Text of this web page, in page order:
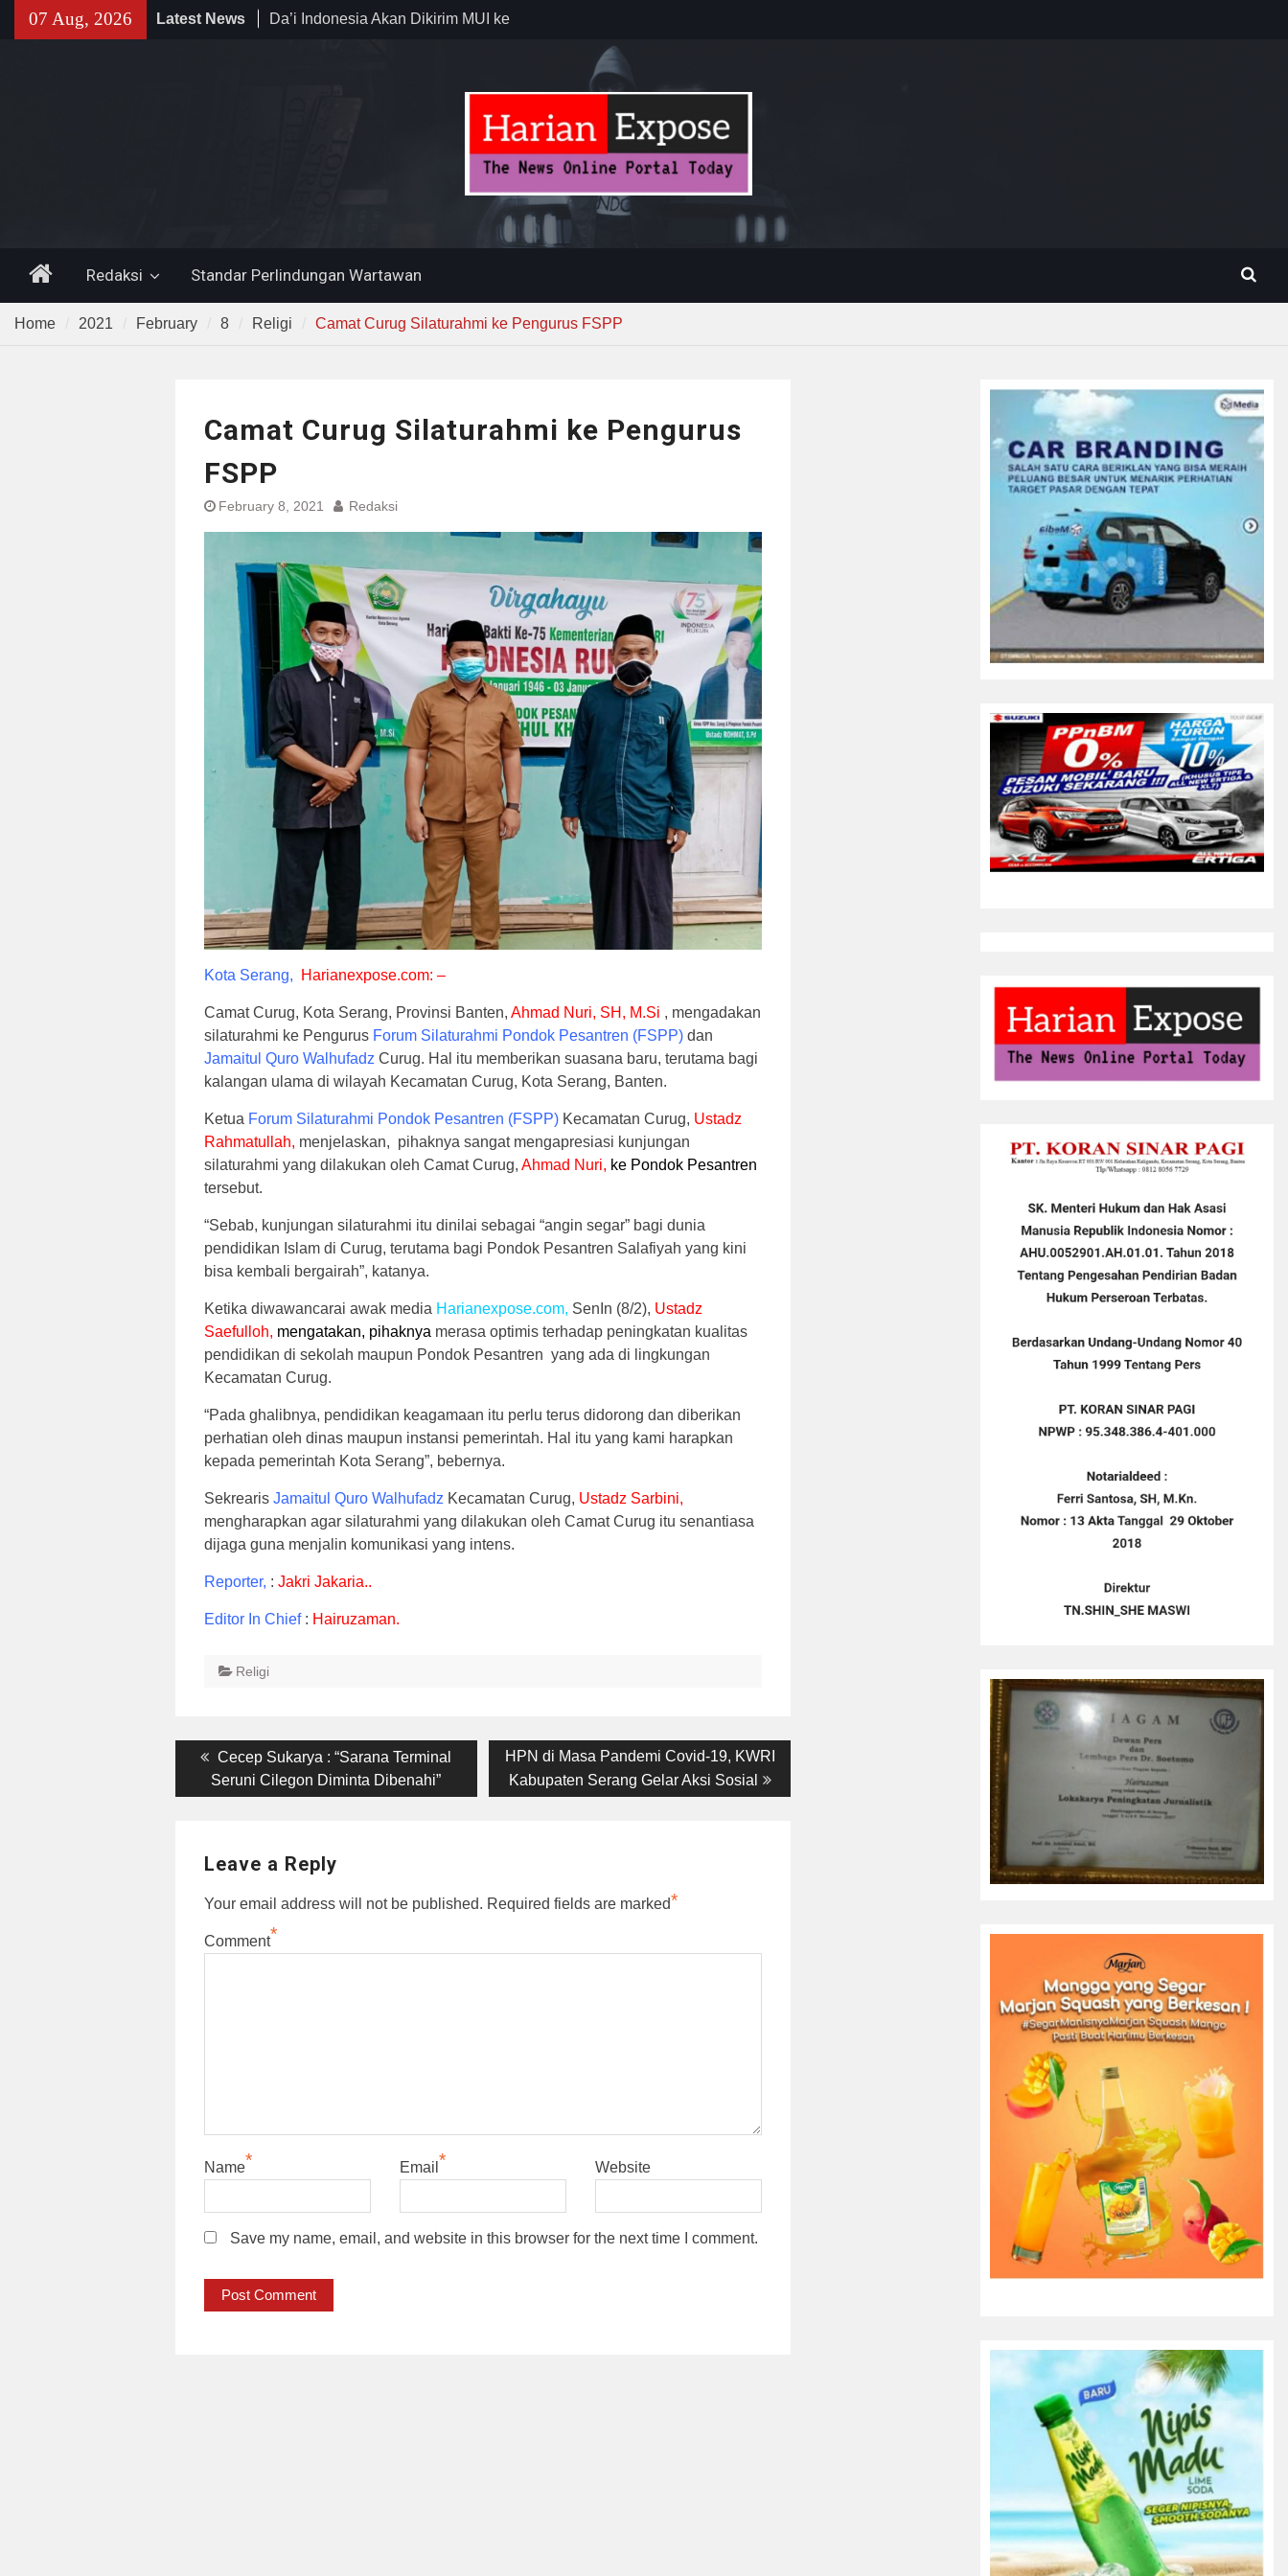
07 Aug, 2026 Latest News
Da’i Indonesia Akan Dikirim MUI ke
Pemprov Banten Dukung Gerakan
HomeRedaksi Standar Perlindungan Wartawan
Home 2021 February 8 Religi Camat Curug Silaturahmi ke Pengurus FSPP
Camat Curug Silaturahmi ke Pengurus
FSPP
February 8, 2021 Redaksi
Kota Serang, Harianexpose.com: –
Camat Curug, Kota Serang, Provinsi Banten, Ahmad Nuri, SH, M.Si , mengadakan
silaturahmi ke Pengurus Forum Silaturahmi Pondok Pesantren (FSPP) dan
Jamaitul Quro Walhufadz Curug. Hal itu memberikan suasana baru, terutama bagi
kalangan ulama di wilayah Kecamatan Curug, Kota Serang, Banten.
Ketua Forum Silaturahmi Pondok Pesantren (FSPP) Kecamatan Curug, Ustadz
Rahmatullah, menjelaskan, pihaknya sangat mengapresiasi kunjungan
silaturahmi yang dilakukan oleh Camat Curug, Ahmad Nuri, ke Pondok Pesantren
tersebut.
“Sebab, kunjungan silaturahmi itu dinilai sebagai “angin segar” bagi dunia
pendidikan Islam di Curug, terutama bagi Pondok Pesantren Salafiyah yang kini
bisa kembali bergairah”, katanya.
Ketika diwawancarai awak media Harianexpose.com, SenIn (8/2), Ustadz
Saefulloh, mengatakan, pihaknya merasa optimis terhadap peningkatan kualitas
pendidikan di sekolah maupun Pondok Pesantren yang ada di lingkungan
Kecamatan Curug.
“Pada ghalibnya, pendidikan keagamaan itu perlu terus didorong dan diberikan
perhatian oleh dinas maupun instansi pemerintah. Hal itu yang kami harapkan
kepada pemerintah Kota Serang”, bebernya.
Sekrearis Jamaitul Quro Walhufadz Kecamatan Curug, Ustadz Sarbini,
mengharapkan agar silaturahmi yang dilakukan oleh Camat Curug itu senantiasa
dijaga guna menjalin komunikasi yang intens.
Reporter, : Jakri Jakaria..
Editor In Chief: Hairuzaman.
Religi
Post
navigation
Previous
post:
Cecep Sukarya : “Sarana Terminal
Seruni Cilegon Diminta Dibenahi”
Next
post:
HPN di Masa Pandemi Covid-19, KWRI
Kabupaten Serang Gelar Aksi Sosial
Leave a Reply
Your email address will not be published. Required fields are marked*
Comment*
Name* Email * Website
Save my name, email, and website in this browser for the next time I comment.